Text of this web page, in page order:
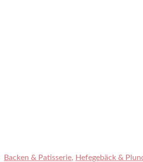
Backen & Patisserie, Hefegebäck &